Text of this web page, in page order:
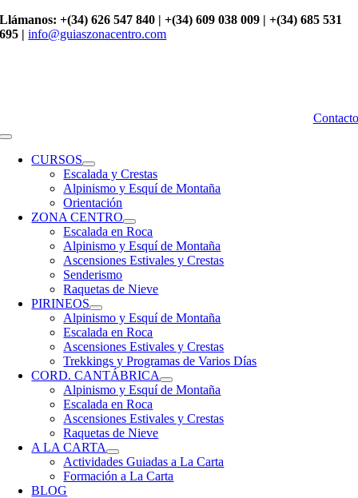
Saltar
al
Llámanos: +(34) 626 547 840 | +(34) 609 038 009 | +(34) 685 531
695 | info@guiaszonacentro.com
Contacto
Toggle
NavigationCURSOS
Escalada y Crestas
Alpinismo y Esquí de Montaña
Orientación
ZONA CENTRO
Escalada en Roca
Alpinismo y Esquí de Montaña
Ascensiones Estivales y Crestas
Senderismo
Raquetas de Nieve
PIRINEOS
Alpinismo y Esquí de Montaña
Escalada en Roca
Ascensiones Estivales y Crestas
Trekkings y Programas de Varios Días
CORD. CANTÁBRICA
Alpinismo y Esquí de Montaña
Escalada en Roca
Ascensiones Estivales y Crestas
Raquetas de Nieve
A LA CARTA
Actividades Guiadas a La Carta
Formación a La Carta
BLOG